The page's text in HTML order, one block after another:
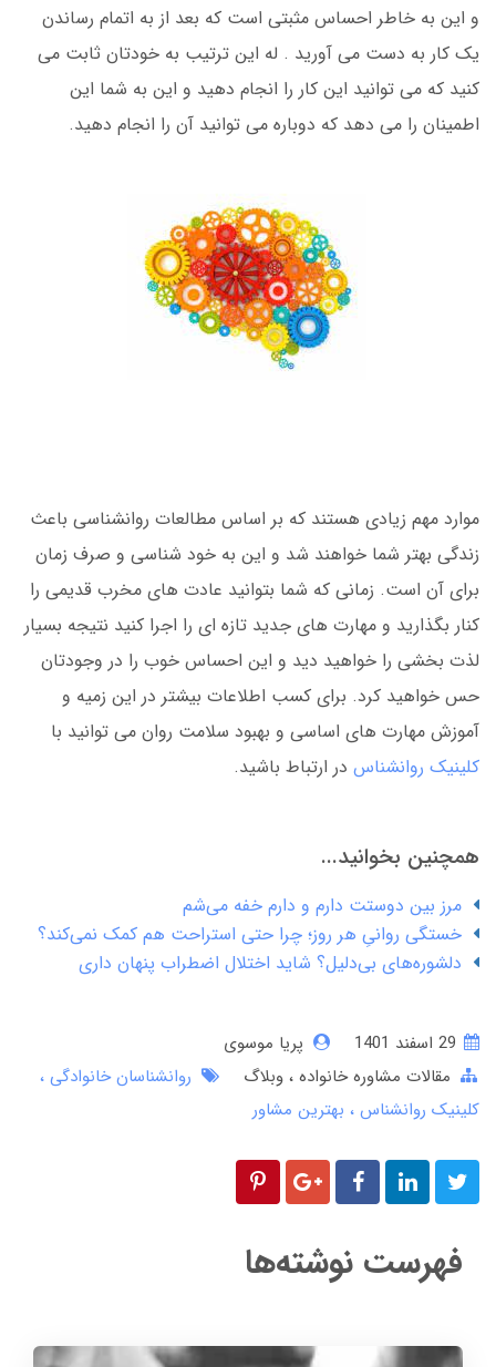
و این به خاطر احساس مثبتی است که بعد از به اتمام رساندن
یک کار به دست می آورید . له این ترتیب به خودتان ثابت می
کنید که می توانید این کار را انجام دهید و این به شما این
اطمینان را می دهد که دوباره می توانید آن را انجام دهید.
موارد مهم زیادی هستند که بر اساس مطالعات روانشناسی باعث
زندگی بهتر شما خواهند شد و این به خود شناسی و صرف زمان
برای آن است. زمانی که شما بتوانید عادت های مخرب قدیمی را
کنار بگذارید و مهارت های جدید تازه ای را اجرا کنید نتیجه بسیار
لذت بخشی را خواهید دید و این احساس خوب را در وجودتان
حس خواهید کرد. برای کسب اطلاعات بیشتر در این زمیه و
آموزش مهارت های اساسی و بهبود سلامت روان می توانید با
کلینیک روانشناس در ارتباط باشید.
همچنین بخوانید...
مرز بین دوستت دارم و دارم خفه می‌شم
خستگی روانیِ هر روز؛ چرا حتی استراحت هم کمک نمی‌کند؟
دلشوره‌های بی‌دلیل؟ شاید اختلال اضطراب پنهان داری
پریا موسوی
مقالات مشاوره خانواده وبلاگ
روانشناسان خانوادگی
کلینیک روانشناس
بهترین مشاور
فهرست نوشته‌ها